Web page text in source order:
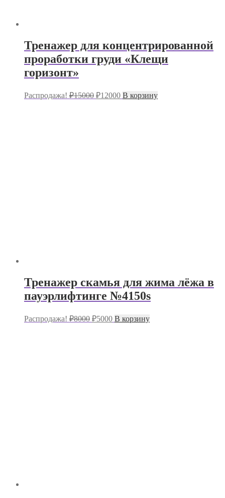
Тренажер для концентрированной
проработки груди «Клещи
горизонт»
Распродажа! ₽15000 Первоначальная
₽12000Текущая
цена:
В корзину
Тренажер скамья для жима лёжа в
пауэрлифтинге №4150s
Распродажа! ₽8000 Первоначальная
₽5000Текущая
цена:
В корзину